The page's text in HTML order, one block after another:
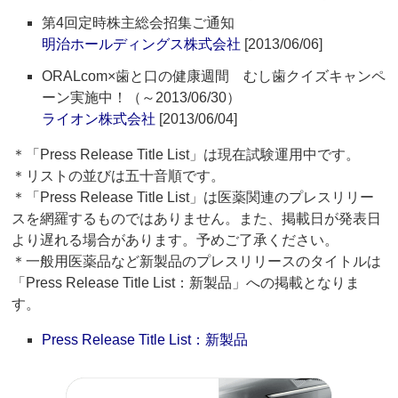
第4回定時株主総会招集ご通知
明治ホールディングス株式会社 [2013/06/06]
ORALcom×歯と口の健康週間 むし歯クイズキャンペ
ーン実施中！（～2013/06/30）
ライオン株式会社 [2013/06/04]
＊「Press Release Title List」は現在試験運用中です。
＊リストの並びは五十音順です。
＊「Press Release Title List」は医薬関連のプレスリリー
スを網羅するものではありません。また、掲載日が発表日
より遅れる場合があります。予めご了承ください。
＊一般用医薬品など新製品のプレスリリースのタイトルは
「Press Release Title List：新製品」への掲載となりま
す。
Press Release Title List：新製品